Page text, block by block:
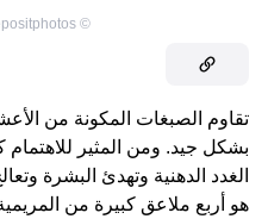
©
تقاوم الصبغات المكونة من
بشكل جيد. ومن المثير
الغدد الدهنية وتهدئ البشرة
هو أربع ملاعق كبيرة من